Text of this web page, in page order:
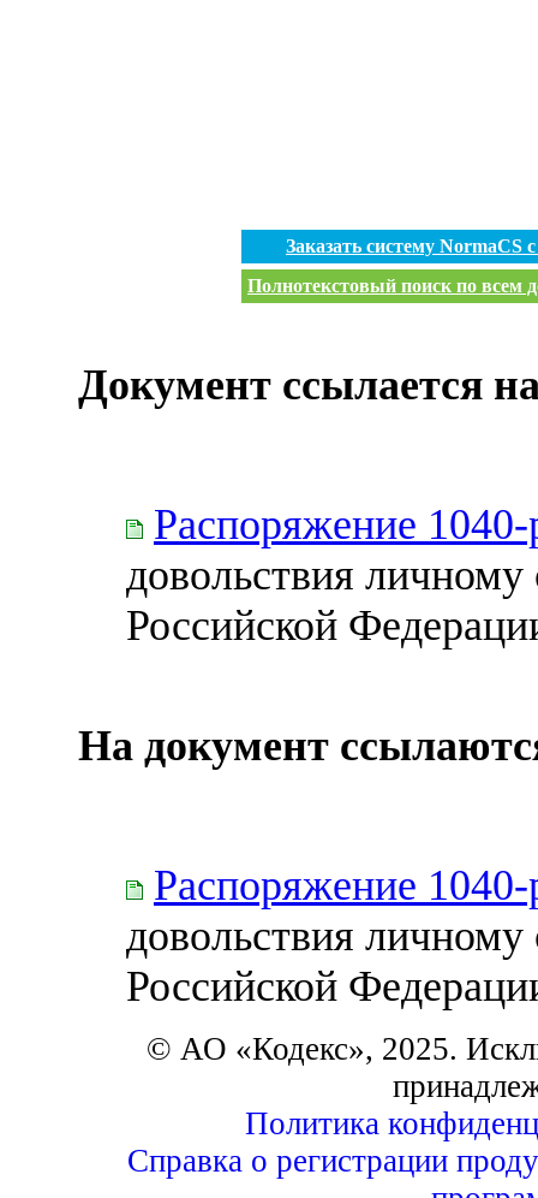
Заказать систему
Полнотекстовый поиск по всем
Документ ссылается
Распоряжение 1040-
довольствия
Российской
На документ
Распоряжение 1040-
довольствия
Российской
© АО «Кодекс», 2025.
Политика
Справка о регистрации